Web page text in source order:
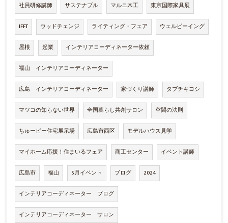
社員研修講師 サステナブル マルニ木工 東京国際家具展
IFFT ウッドチェンジ ライティング・フェア ウェルビーイング
屋根 起業 インテリアコーディネーター依頼
福山 インテリアコーディネーター
広島 インテリアコーディネーター 家づくり講師 タブチキヨシ
マツコの知らない世界 全国暮らし共創サロン 空間の法則
ちゅーピー住宅展示場 広島市西区 モデルハウス見学
マイホーム応援！住まいるフェア 商工センター イベント講師
広島市 福山 5月イベント ブログ 2024
インテリアコーディネーター ブログ
インテリアコーディネーター サロン